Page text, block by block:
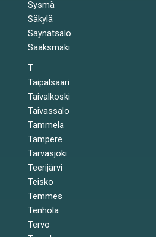
Sysmä
Säkylä
Säynätsalo
Sääksmäki
T
Taipalsaari
Taivalkoski
Taivassalo
Tammela
Tampere
Tarvasjoki
Teerijärvi
Teisko
Temmes
Tenhola
Tervo